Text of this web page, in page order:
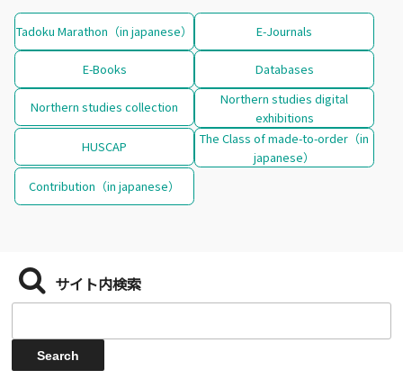
Tadoku Marathon（in japanese） E-Journals
E-Books Databases
Northern studies collection
Northern studies digital
exhibitions
HUSCAP
The Class of made-to-order（in
japanese）
Contribution（in japanese）
サイト内検索